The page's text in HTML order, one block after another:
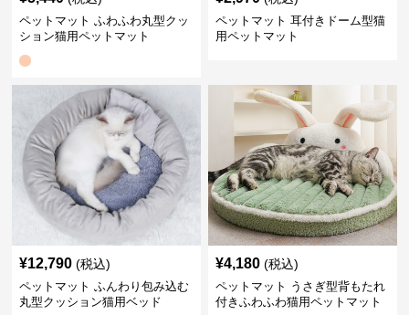
ペットマット ふわふわ丸型クッ
ション猫用ペットマット
ペットマット 耳付きドーム型猫
用ペットマット
¥12,790 (税込)
ペットマット ふんわり包み込む
丸型クッション猫用ベッド
¥4,180 (税込)
ペットマット うさぎ型背もたれ
付きふわふわ猫用ペットマット